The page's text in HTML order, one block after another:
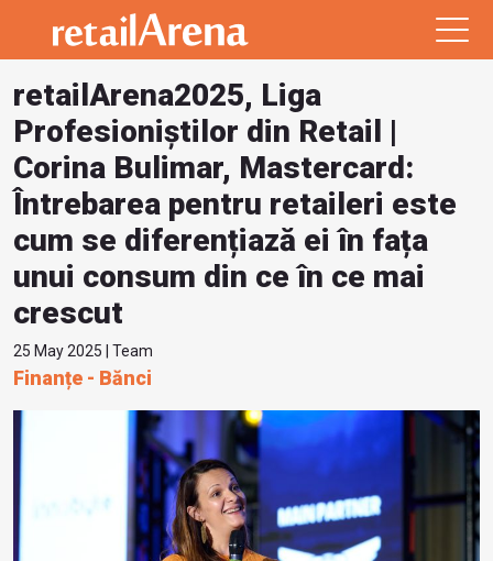
retailArena2025, Liga
Profesioniștilor din Retail |
Corina Bulimar, Mastercard:
Întrebarea pentru retaileri este
cum se diferențiază ei în fața
unui consum din ce în ce mai
crescut
25 May 2025 | Team
Finanțe - Bănci